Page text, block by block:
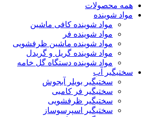
همه محصولات
مواد شوینده
مواد شوینده کافی ماشین
مواد شوینده فر
مواد شوینده ماشین ظرفشویی
مواد شوینده گریل و گریدل
مواد شوینده دستگاه گل خامه
سختیگیر آب
سختیگیر بویلر آبجوش
سختیگیر فر کامبی
سختیگیر ظرفشویی
سختیگیر اسپرسوساز